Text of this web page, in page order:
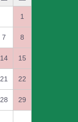
1
7 8
14 15
21 22
28 29